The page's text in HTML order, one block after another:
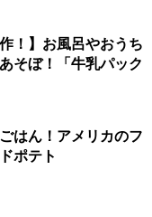
！】お風呂やおうち
そぼ！「牛乳パック
はん！アメリカのフ
ポテト